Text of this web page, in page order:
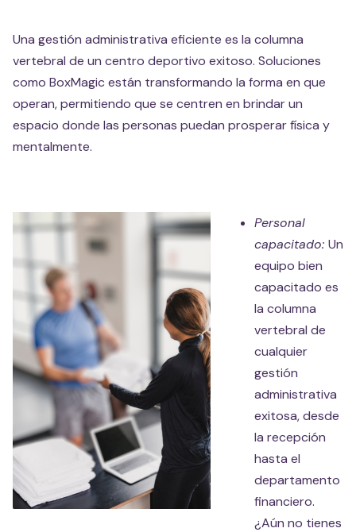
Una gestión administrativa eficiente es la columna
vertebral de un centro deportivo exitoso. Soluciones
como BoxMagic están transformando la forma en que
operan, permitiendo que se centren en brindar un
espacio donde las personas puedan prosperar física y
mentalmente.
Personal
capacitado: Un
equipo bien
capacitado es
la columna
vertebral de
cualquier
gestión
administrativa
exitosa, desde
la recepción
hasta el
departamento
financiero.
¿Aún no tienes